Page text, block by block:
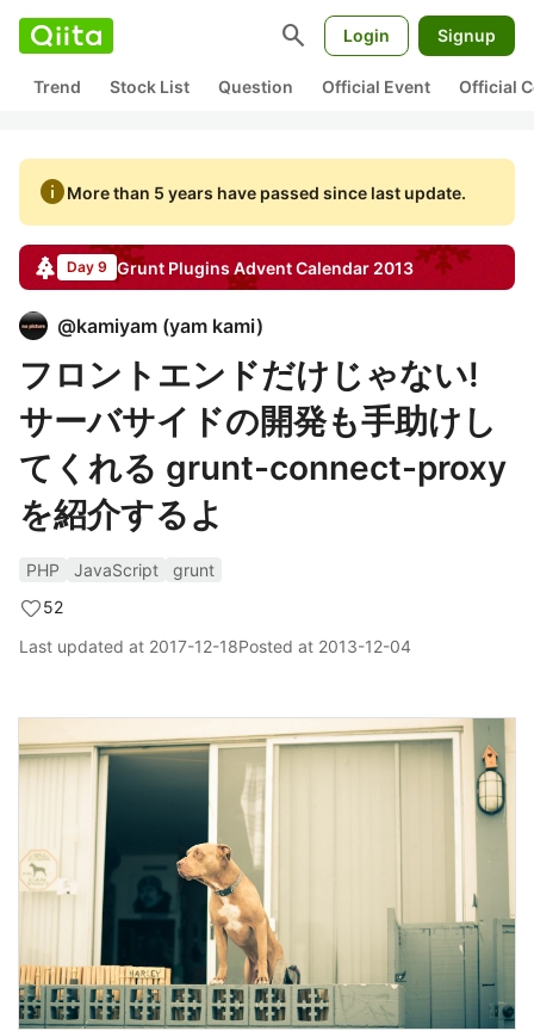
search Login Signup
Trend Stock List Question Official Event Official
infoMore than 5 years have passed since last update.
Day 9 Grunt Plugins Advent Calendar 2013
@kamiyam (yam kami)
フロントエンドだけじゃない!
サーバサイドの開発も手助けし
てくれる grunt-connect-proxy
を紹介するよ
PHP JavaScript
grunt
52
Last updated at 2017-12-18Posted at 2013-12-04